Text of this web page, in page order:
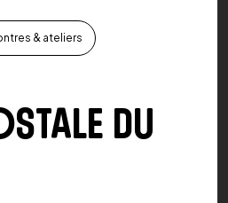
& ateliers
DU